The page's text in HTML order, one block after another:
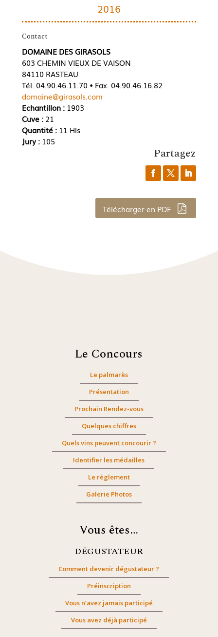
2016
Contact
DOMAINE DES GIRASOLS
603 CHEMIN VIEUX DE VAISON
84110 RASTEAU
Tél. 04.90.46.11.70 • Fax. 04.90.46.16.82
domaine@girasols.com
Echantillon :1903
Cuve : 21
Quantité : 11 Hls
Jury : 105
Partagez
Télécharger en PDF
Le Concours
Le palmarès
Présentation
Prochain Rendez-vous
Quelques chiffres
Quels vins peuvent concourir ?
Identifier les médailles
Le règlement
Galerie Photos
Vous êtes…
DÉGUSTATEUR
Comment devenir dégustateur ?
Préinscription
Vous n’avez jamais participé
Vous avez déjà participé